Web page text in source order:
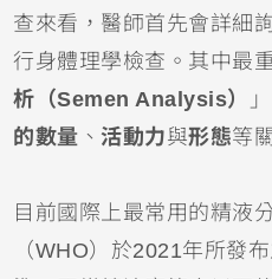
查來看，醫師首先會詳細
行身體理學檢查。其中最
析（Semen Analysis）
的數量 、 活動力與形態等
目前國際上最常用的精液
（WHO）於2021年所發